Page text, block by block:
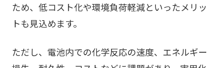
ため、低コスト化や環境負荷軽減といったメリッ
トも見込めます。
ただし、電池内での化学反応の速度、エネルギー